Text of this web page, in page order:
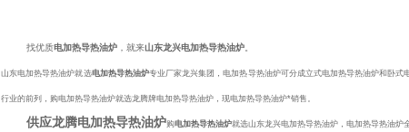
找优质电加热导热油炉 ，就来山东龙兴电加热导热油炉
山东电加热导热油炉就选电加热导热油炉专业厂家龙兴集团，电加热导热油炉可分成立式电加热导热油炉和卧式
行业的前列，购电加热导热油炉就选龙腾牌电加热导热油炉，现电加热导热油炉*销售。
供应龙腾电加热导热油炉购电加热导热油炉就选山东龙兴电加热导热油炉，电加热导热油炉